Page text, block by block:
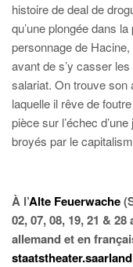
histoire de deal de
qu’une plongée dans
personnage de
avant de s’y casser
salariat. On trouve son
laquelle il rêve de
pièce sur l’échec
broyés par le
À l’Alte Feuerwache
02, 07, 08, 19, 21 &
allemand et en
staatstheater.saarland